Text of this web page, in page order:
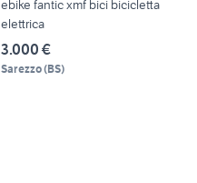
ebike fantic xmf bici bicicletta
elettrica
3.000 €
Sarezzo(BS)